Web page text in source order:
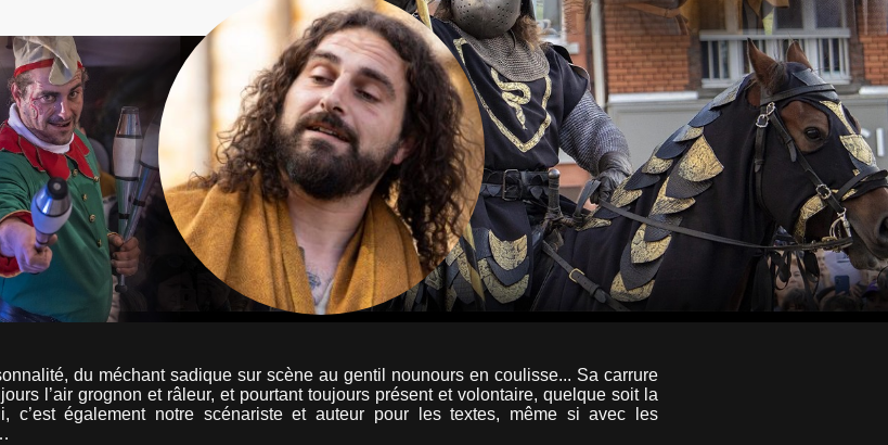
du méchant sadique sur scène au gentil nounours en coulisse... Sa carrure
l’air grognon et râleur, et pourtant toujours présent et volontaire, quelque soit la
c’est également notre scénariste et auteur pour les textes, même si avec les